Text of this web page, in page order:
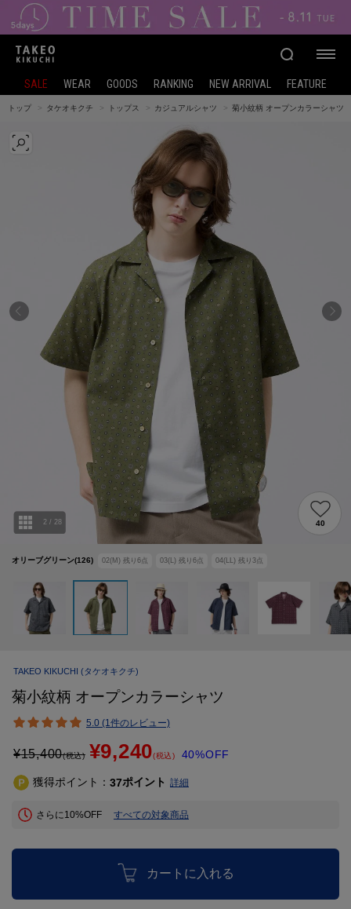
SALE WEAR GOODS RANKING NEW ARRIVAL FEATURE
トップ タケオキクチ トップス カジュアルシャツ 菊小紋柄 オープンカラーシャツ
オリーブグリーン(126) 02(M) 残り 6点 03(L) 残り 6点 04(LL) 残り 3点
2 / 28 40
TAKEO KIKUCHI (タケオキクチ)
菊小紋柄 オープンカラーシャツ
5.0 (1件のレビュー)
¥15,400(税込) ¥9,240(税込) 40%OFF
獲得ポイント： 37ポイント 詳細
さらに10%OFF すべての対象商品
カートに入れる